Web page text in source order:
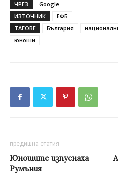
ЧРЕЗ
Google
ИЗТОЧНИК
БФБ
ТАГОВЕ
България
юноши
предишна статия
Юношите изпуснаха
Румъния